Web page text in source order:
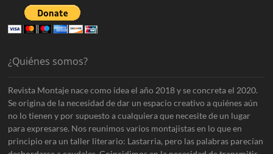
¿Quiénes somos?
Revista Montaje nace como idea el año 2018 y se concreta el 2020.
Se origina de la necesidad de dar un espacio creativo a quiénes aún
no lo tienen y por supuesto a cualquiera que necesite de un lugar
para expresarse. Nos reunimos varios montajistas en lo que en
principio era un taller literario: Lastarria, pero las palabras parecían